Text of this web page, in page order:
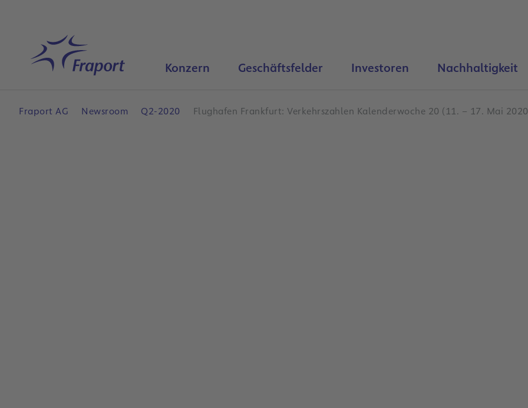
Startseite Konzern Geschäftsfelder Investoren Nachhaltigkeit
Fraport AG Newsroom Q2-2020 Flughafen Frankfurt: Verkehrszahlen Kalenderwoche 20 (11. – 17. Mai